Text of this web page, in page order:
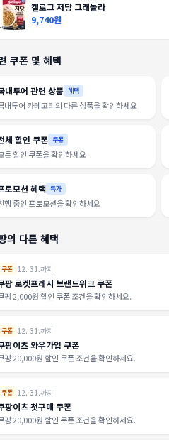
켈로그 저당 그래놀라
9,740원
쿠폰 및 혜택
내투어 관련 상품 혜택
내투어 카테고리의 다른 상품을 확인하세요
체 할인 쿠폰 쿠폰
든 할인 쿠폰을 확인하세요
로모션 혜택 특가
행 중인 프로모션을 확인하세요
의 다른 혜택
쿠폰 12. 31.까지
팡 로켓프레시 브랜드위크 쿠폰
팡 2,000원 할인 쿠폰 조건을 확인하세요.
쿠폰 12. 31.까지
팡이츠 와우가입 쿠폰
팡 20,000원 할인 쿠폰 조건을 확인하세요.
쿠폰 12. 31.까지
팡이츠 첫구매 쿠폰
팡 20,000원 할인 쿠폰 조건을 확인하세요.